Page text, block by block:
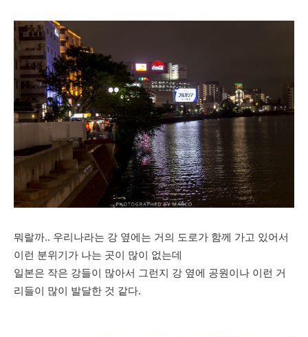
뭐랄까.. 우리나라는 강 옆에는 거의 도로가 함께 가고 있어서
이런 분위기가 나는 곳이 많이 없는데
일본은 작은 강들이 많아서 그런지 강 옆에 공원이나 이런 거
리들이 많이 발달한 것 같다.